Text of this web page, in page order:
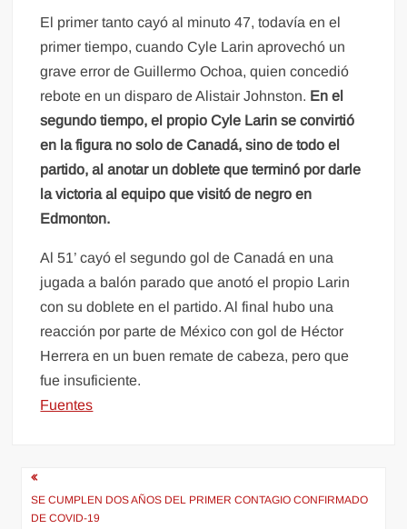
El primer tanto cayó al minuto 47, todavía en el
primer tiempo, cuando Cyle Larin aprovechó un
grave error de Guillermo Ochoa, quien concedió
rebote en un disparo de Alistair Johnston. En el
segundo tiempo, el propio Cyle Larin se convirtió
en la figura no solo de Canadá, sino de todo el
partido, al anotar un doblete que terminó por darle
la victoria al equipo que visitó de negro en
Edmonton.
Al 51’ cayó el segundo gol de Canadá en una
jugada a balón parado que anotó el propio Larin
con su doblete en el partido. Al final hubo una
reacción por parte de México con gol de Héctor
Herrera en un buen remate de cabeza, pero que
fue insuficiente.
Fuentes
Navegación
de
SE CUMPLEN DOS AÑOS DEL PRIMER CONTAGIO CONFIRMADO
DE COVID-19